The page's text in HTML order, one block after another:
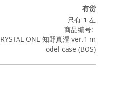
有货
只有 1 左
商品编号
ONE 知野真澄 ver.1 m
odel case (BOS)